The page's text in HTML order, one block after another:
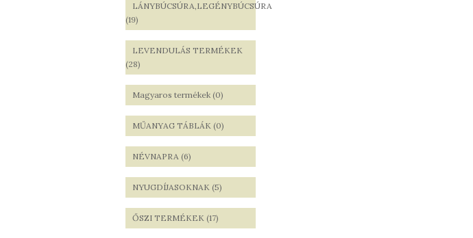
LÁNYBÚCSÚRA,LEGÉNYBÚCSÚRA
(19)
LEVENDULÁS TERMÉKEK
(28)
Magyaros termékek (0)
MŰANYAG TÁBLÁK (0)
NÉVNAPRA (6)
NYUGDÍJASOKNAK (5)
ŐSZI TERMÉKEK (17)